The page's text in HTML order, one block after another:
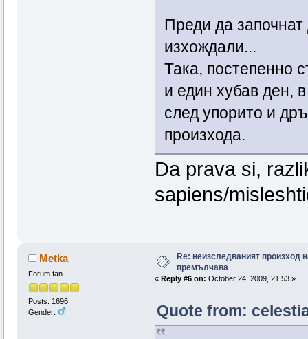
Преди да
изхождали...
Така, постепенно
и един хубав ден,
след упорито и
произхода.
Da prava si,
sapiens/
Metka
Forum fan
Posts: 1696
Gender:
Re: неизследваният произход
премълчава
« Reply #6 on: October 24, 2009, 21:53 »
Quote from: